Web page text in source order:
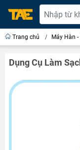
Trang chủ / Máy Hàn
Dụng Cụ Làm